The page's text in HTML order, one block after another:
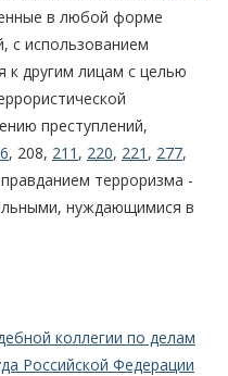
в любой форме
с использованием
к другим лицам с целью
преступлений,
, 208, 211 , 220, 221 , 277,
терроризма -
нуждающимися в
коллегии по делам
Российской Федерации